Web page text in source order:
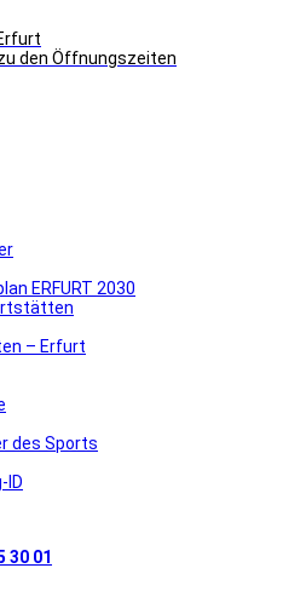
den Öffnungszeiten
ERFURT 2030
– Erfurt
des Sports
ID
30 01